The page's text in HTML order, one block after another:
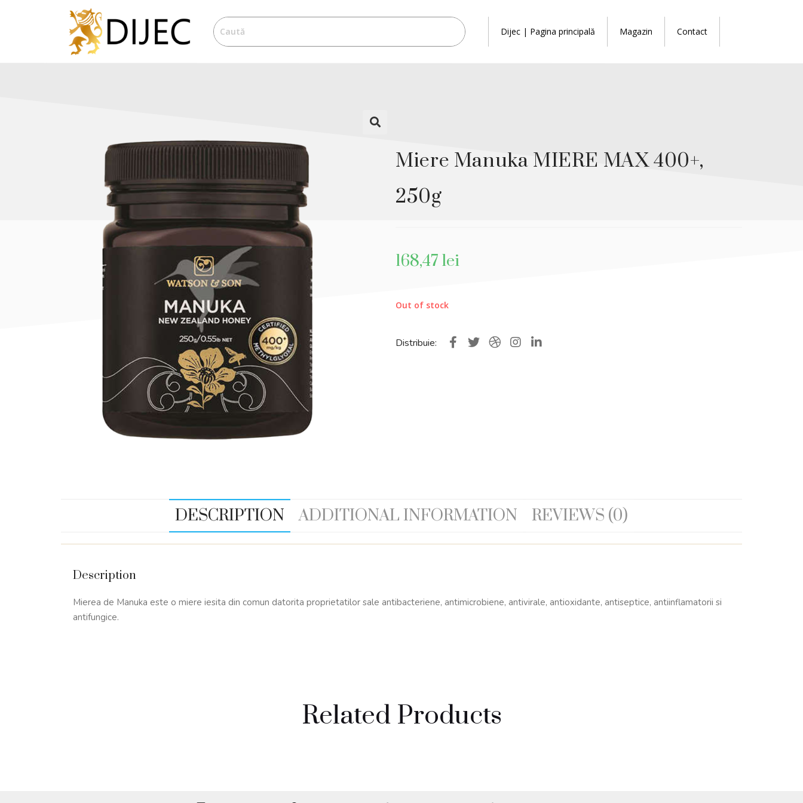
Dijec | Pagina principală Magazin Contact
Miere Manuka MIERE MAX 400+,
250g
168,47lei
Out of stock
Distribuie:
DESCRIPTION ADDITIONAL INFORMATION REVIEWS (0)
Description
Mierea de Manuka este o miere iesita din comun datorita proprietatilor sale antibacteriene, antimicrobiene, antivirale, antioxidante, antiseptice, antiinflamatorii si
antifungice.
Related Products